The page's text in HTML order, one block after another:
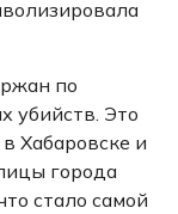
по
убийств. Это
Хабаровске и
города
стало самой